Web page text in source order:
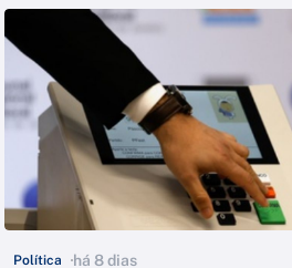
Política há 8 dias